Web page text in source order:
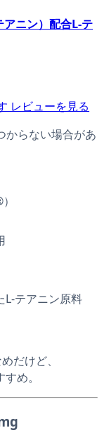
ニン）配合L-テ
レビューを見る
からない場合があ
L-テアニン原料
だけど、
め。